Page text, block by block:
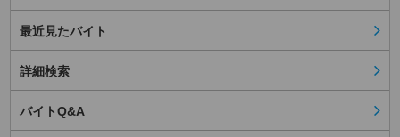
最近見たバイト
詳細検索
バイトQ&A